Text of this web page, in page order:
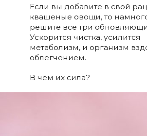
Если вы добавите в свой
квашеные овощи, то
решите все три
Ускорится чистка, усилится
метаболизм, и организм
облегчением.
В чём их сила?